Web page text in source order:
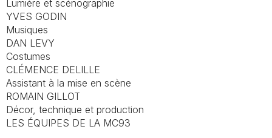
Lumière et scénographie
YVES GODIN
Musiques
DAN LEVY
Costumes
CLÉMENCE DELILLE
Assistant à la mise en scène
ROMAIN GILLOT
Décor, technique et production
LES ÉQUIPES DE LA MC93